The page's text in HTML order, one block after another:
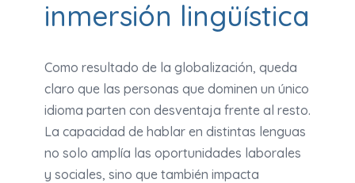
inmersión lingüística
Como resultado de la globalización, queda
claro que las personas que dominen un único
idioma parten con desventaja frente al resto.
La capacidad de hablar en distintas lenguas
no solo amplía las oportunidades laborales
y sociales, sino que también impacta